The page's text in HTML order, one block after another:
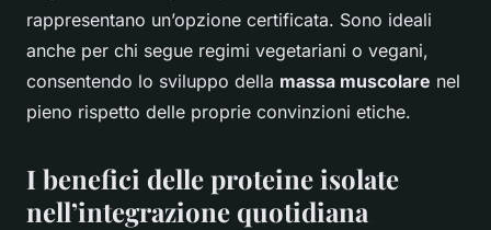
rappresentano un’opzione certificata. Sono ideali
anche per chi segue regimi vegetariani o vegani,
consentendo lo sviluppo della massa muscolare nel
pieno rispetto delle proprie convinzioni etiche.
I benefici delle proteine isolate
nell’integrazione quotidiana